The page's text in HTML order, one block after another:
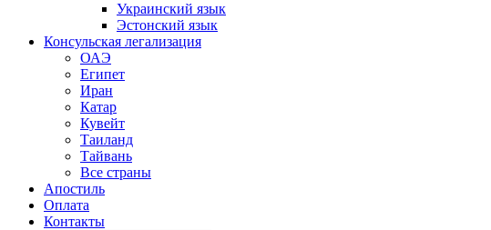
Украинский язык
Эстонский язык
Консульская легализация
ОАЭ
Египет
Иран
Катар
Кувейт
Таиланд
Тайвань
Все страны
Апостиль
Оплата
Контакты